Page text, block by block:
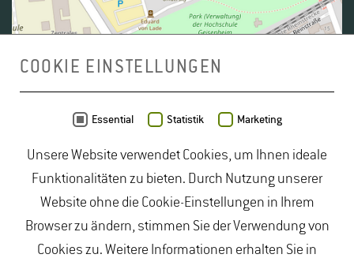
OpenStreetMap- Veröffentlicht unterODbL
duales Studium Gartenbau| Gartenbau Studium|
Lebensmittelrecht Studium|Lebensmittelsicherheit
Studium| Naturschutz Studium|Oenologie
Studium| Studiengang Logistik|Studiengänge
COOKIE EINSTELLUNGEN
Essential Statistik Marketing
Unsere Website verwendet Cookies, um Ihnen ideale
Funktionalitäten zu bieten. Durch Nutzung unserer
Website ohne die Cookie-Einstellungen in Ihrem
Browser zu ändern, stimmen Sie der Verwendung von
Cookies zu. Weitere Informationen erhalten Sie in